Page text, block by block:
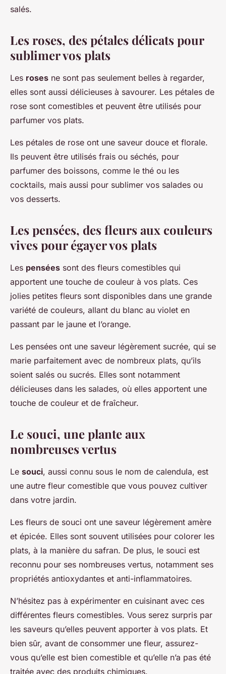
salés.
Les roses, des pétales délicats pour
sublimer vos plats
Les roses ne sont pas seulement belles à regarder,
elles sont aussi délicieuses à savourer. Les pétales de
rose sont comestibles et peuvent être utilisés pour
parfumer vos plats.
Les pétales de rose ont une saveur douce et florale.
Ils peuvent être utilisés frais ou séchés, pour
parfumer des boissons, comme le thé ou les
cocktails, mais aussi pour sublimer vos salades ou
vos desserts.
Les pensées, des fleurs aux couleurs
vives pour égayer vos plats
Les pensées sont des fleurs comestibles qui
apportent une touche de couleur à vos plats. Ces
jolies petites fleurs sont disponibles dans une grande
variété de couleurs, allant du blanc au violet en
passant par le jaune et l’orange.
Les pensées ont une saveur légèrement sucrée, qui se
marie parfaitement avec de nombreux plats, qu’ils
soient salés ou sucrés. Elles sont notamment
délicieuses dans les salades, où elles apportent une
touche de couleur et de fraîcheur.
Le souci, une plante aux
nombreuses vertus
Le souci, aussi connu sous le nom de calendula, est
une autre fleur comestible que vous pouvez cultiver
dans votre jardin.
Les fleurs de souci ont une saveur légèrement amère
et épicée. Elles sont souvent utilisées pour colorer les
plats, à la manière du safran. De plus, le souci est
reconnu pour ses nombreuses vertus, notamment ses
propriétés antioxydantes et anti-inflammatoires.
N’hésitez pas à expérimenter en cuisinant avec ces
différentes fleurs comestibles. Vous serez surpris par
les saveurs qu’elles peuvent apporter à vos plats. Et
bien sûr, avant de consommer une fleur, assurez-
vous qu’elle est bien comestible et qu’elle n’a pas été
traitée avec des produits chimiques.